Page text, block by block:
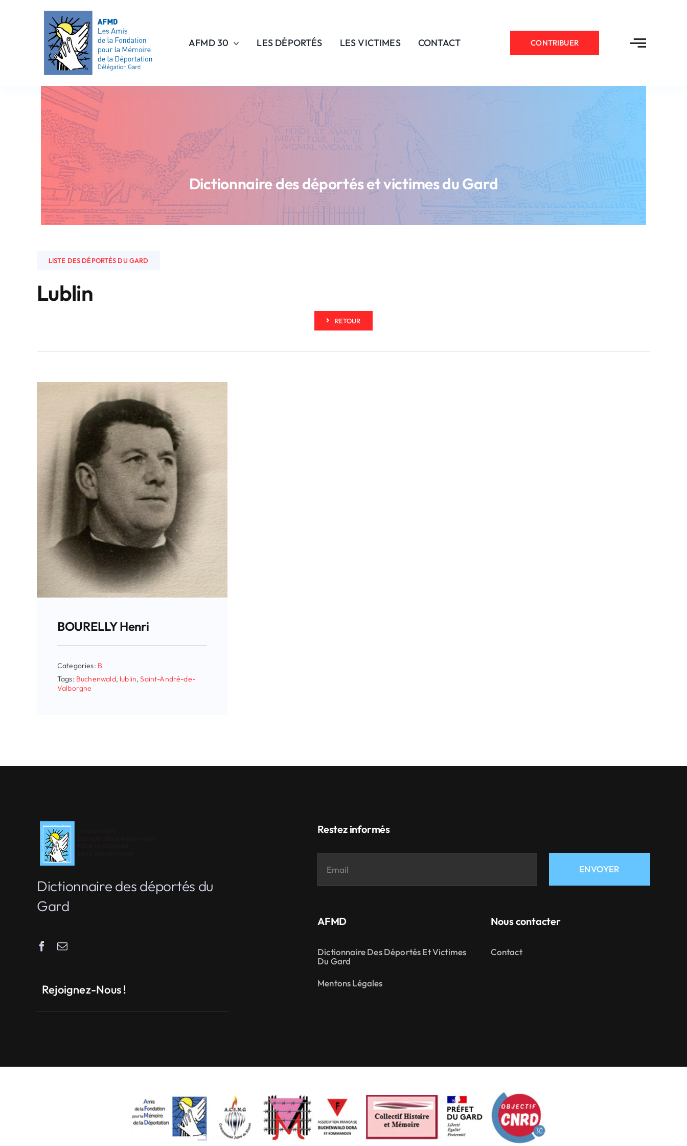
AFMD 30 LES DÉPORTÉS LES VICTIMES CONTACT CONTRIBUER
Dictionnaire des déportés et victimes du Gard
LISTE DES DÉPORTÉS DU GARD
Lublin
RETOUR
BOURELLY Henri
Categories: B
Tags: Buchenwald, lublin,Saint-André-de-
Valborgne
Dictionnaire des déportés du
Gard
Rejoignez-Nous !
Restez informés
ENVOYER
AFMD
Dictionnaire Des Déportés Et Victimes
Du Gard
Mentons Légales
Nous contacter
Contact